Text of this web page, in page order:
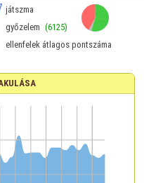
játszma
győzelem (6125)
ellenfelek átlagos pontszáma